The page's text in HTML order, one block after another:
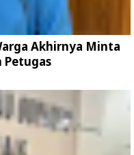
Akhirnya Minta
Petugas